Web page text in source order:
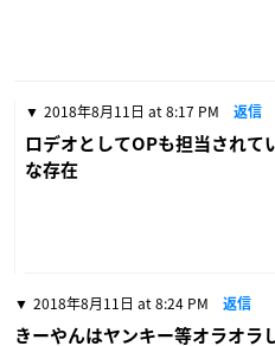
2018年8月11日 at 8:17 PM 返信
ロデオとしてOPも担当されて
な存在
2018年8月11日 at 8:24 PM 返信
きーやんはヤンキー等オラオラ